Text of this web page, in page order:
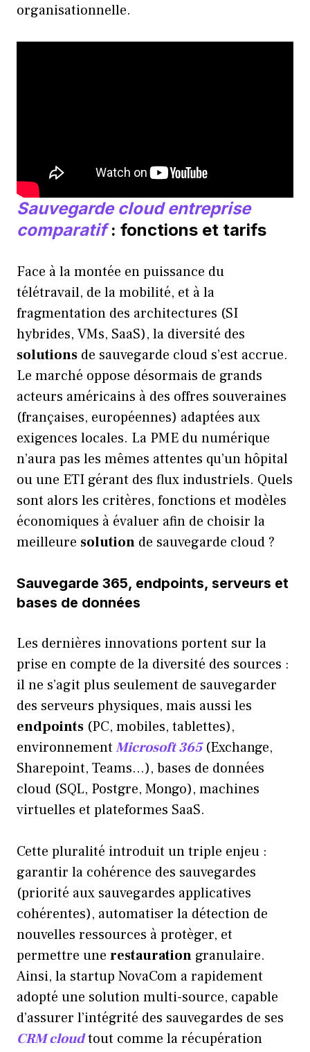
organisationnelle.
Sauvegarde cloud entreprise
comparatif: fonctions et tarifs
Face à la montée en puissance du
télétravail, de la mobilité, et à la
fragmentation des architectures (SI
hybrides, VMs, SaaS), la diversité des
solutions de sauvegarde cloud s’est accrue.
Le marché oppose désormais de grands
acteurs américains à des offres souveraines
(françaises, européennes) adaptées aux
exigences locales. La PME du numérique
n’aura pas les mêmes attentes qu’un hôpital
ou une ETI gérant des flux industriels. Quels
sont alors les critères, fonctions et modèles
économiques à évaluer afin de choisir la
meilleure solution de sauvegarde cloud ?
Sauvegarde 365, endpoints, serveurs et
bases de données
Les dernières innovations portent sur la
prise en compte de la diversité des sources :
il ne s’agit plus seulement de sauvegarder
des serveurs physiques, mais aussi les
endpoints (PC, mobiles, tablettes),
environnementMicrosoft 365(Exchange,
Sharepoint, Teams…), bases de données
cloud (SQL, Postgre, Mongo), machines
virtuelles et plateformes SaaS.
Cette pluralité introduit un triple enjeu :
garantir la cohérence des sauvegardes
(priorité aux sauvegardes applicatives
cohérentes), automatiser la détection de
nouvelles ressources à protèger, et
permettre une restauration granulaire.
Ainsi, la startup NovaCom a rapidement
adopté une solution multi-source, capable
d’assurer l’intégrité des sauvegardes de ses
CRM cloudtout comme la récupération